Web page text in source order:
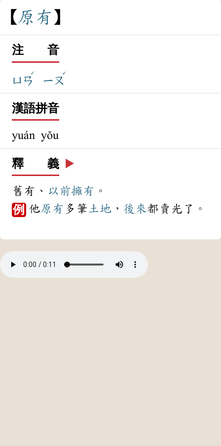
原 有
注 音
ㄩㄢ
ˊ
ㄧㄡ
ˇ
漢語拼音
yuán yǒu
釋 義 ▶️
舊有、 以前擁有 。
例 他原有 多筆土地， 後來都賣光了。